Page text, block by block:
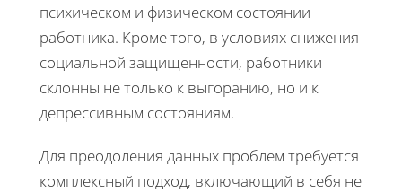
психическом и физическом состоянии
работника. Кроме того, в условиях снижения
социальной защищенности, работники
склонны не только к выгоранию, но и к
депрессивным состояниям.
Для преодоления данных проблем требуется
комплексный подход, включающий в себя не